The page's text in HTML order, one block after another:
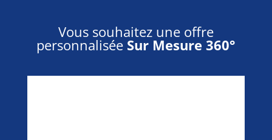
Vous souhaitez une offre
personnalisée Sur Mesure 360°